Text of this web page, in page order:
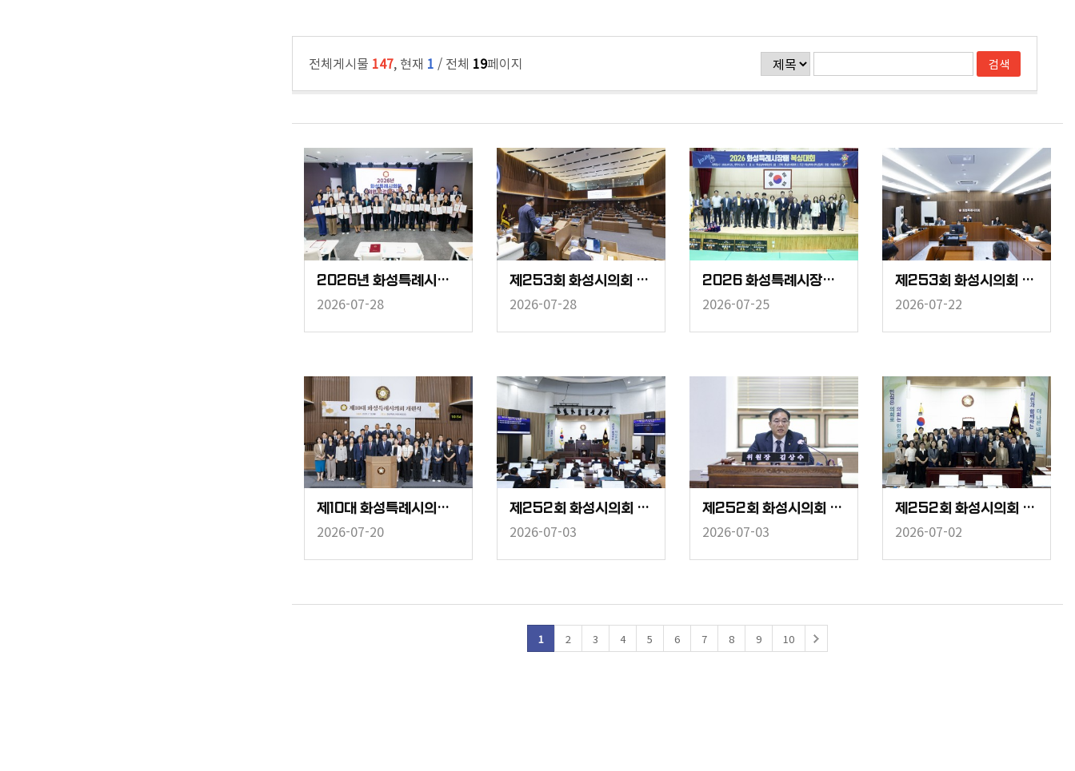
전체게시물 147, 현재 1 / 전체 19페이지
2026년 화성특례시의회 의원 법정의무교육
2026-07-28
제253회 화성시의회 임시회 중 제2차 본회의
2026-07-28
2026 화성특례시장배 복싱대회
2026-07-25
제253회 화성시의회 임시회 중 경제환경위원회
2026-07-22
제10대 화성특례시의회 개원식
2026-07-20
제252회 화성시의회 임시회 중 제2차 본회의
2026-07-03
제252회 화성시의회 임시회 중 경제환경위원회
2026-07-03
제252회 화성시의회 임시회 중 제1차 본회의
2026-07-02
1 2 3 4 5 6 7 8 9 10